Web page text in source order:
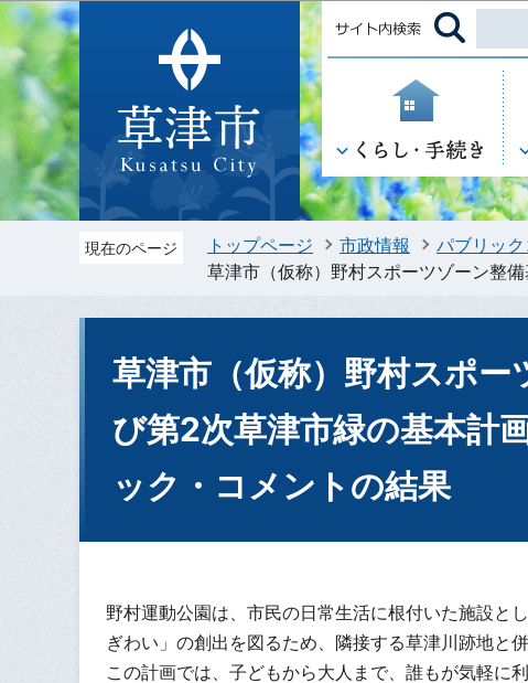
現在のページ トップページ 市政情報 パブリック
草津市（仮称）野村スポーツゾーン整
草津市（仮称）野村スポー
び第2次草津市緑の基本計
ック・コメントの結果
野村運動公園は、市民の日常生活に根付いた施設と
ぎわい」の創出を図るため、隣接する草津川跡地と
この計画では、子どもから大人まで、誰もが気軽に